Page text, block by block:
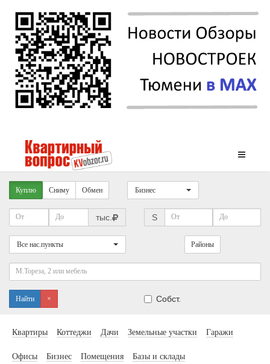
Куплю Сниму Обмен Бизнес
тыс. S
Все нас.пункты Районы
Найти × Собст.
Квартиры Коттеджи Дачи Земельные участки Гаражи
Офисы Бизнес Помещения Базы и склады